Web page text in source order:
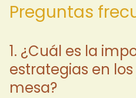
Preguntas
1. ¿Cuál es la
estrategias en
mesa?